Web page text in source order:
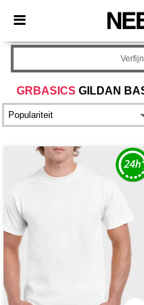
× Needen-app
Betere prijzen in de
GRBASICS GILDAN